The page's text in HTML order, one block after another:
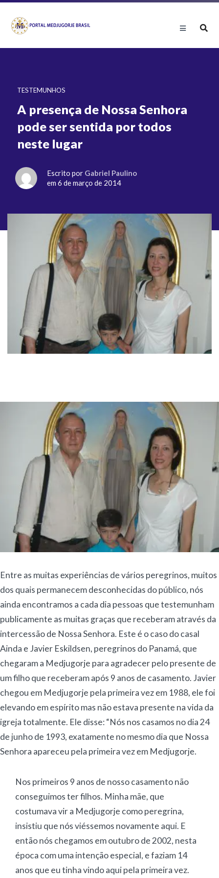
TESTEMUNHOS
A presença de Nossa Senhora
pode ser sentida por todos
neste lugar
Escrito por Gabriel Paulino
em 6 de março de 2014
Entre as muitas experiências de vários peregrinos, muitos
dos quais permanecem desconhecidas do público, nós
ainda encontramos a cada dia pessoas que testemunham
publicamente as muitas graças que receberam através da
intercessão de Nossa Senhora. Este é o caso do casal
Ainda e Javier Eskildsen, peregrinos do Panamá, que
chegaram a Medjugorje para agradecer pelo presente de
um filho que receberam após 9 anos de casamento. Javier
chegou em Medjugorje pela primeira vez em 1988, ele foi
elevando em espírito mas não estava presente na vida da
igreja totalmente. Ele disse: “Nós nos casamos no dia 24
de junho de 1993, exatamente no mesmo dia que Nossa
Senhora apareceu pela primeira vez em Medjugorje.
Nos primeiros 9 anos de nosso casamento não
conseguimos ter filhos. Minha mãe, que
costumava vir a Medjugorje como peregrina,
insistiu que nós viéssemos novamente aqui. E
então nós chegamos em outubro de 2002, nesta
época com uma intenção especial, e faziam 14
anos que eu tinha vindo aqui pela primeira vez.